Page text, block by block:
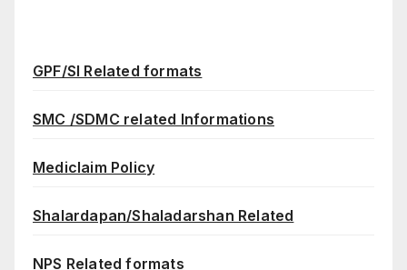
GPF/SI Related formats
SMC /SDMC related Informations
Mediclaim Policy
Shalardapan/Shaladarshan Related
NPS Related formats